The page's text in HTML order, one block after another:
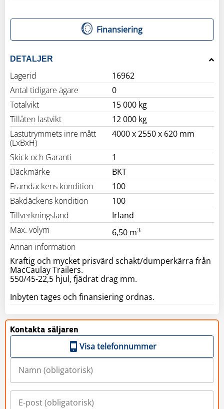
Finansiering
DETALJER
Lagerid
16962
Antal tidigare ägare
0
Totalvikt
15 000 kg
Tillåten lastvikt
12 000 kg
Lastutrymmets inre mått
(LxBxH)
4000 x 2550 x 620 mm
Skick och Garanti
1
Däckmärke
BKT
Framdäckens kondition
100
Bakdäckens kondition
100
Tillverkningsland
Irland
Max. volym
6,50 m3
Annan information
Kraftig och mycket prisvärd schakt/dumperkärra från
MacCaulay Trailers.
550/45-22,5 hjul, fjädrat drag mm.
Inbyten tages och finansiering ordnas.
Kontakta säljaren
Visa telefonnummer